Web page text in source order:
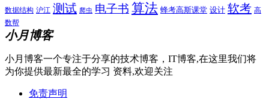
数据结构 沪江 测试 爬虫 电子书 算法 蜂考高斯课堂 设计 软考 高
数帮
小月博客
小月博客一个专注于分享的技术博客，IT博客,在这里我们将
为你提供最新最全的学习 资料,欢迎关注
免责声明